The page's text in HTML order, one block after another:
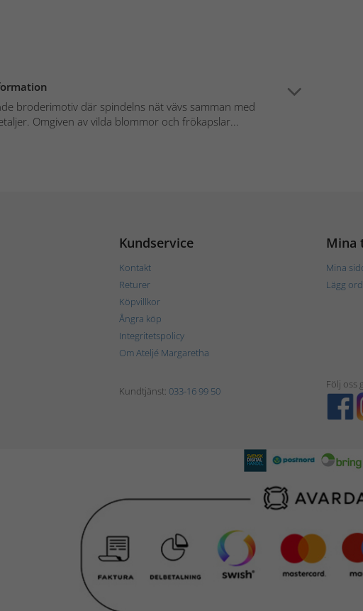
broderimotiv där spindelns nät vävs samman med
Omgiven av vilda blommor och frökapslar...
Kundservice
Kontakt
Returer
Köpvillkor
Ångra köp
Integritetspolicy
Om Ateljé Margaretha
Mina
Mina
Lägg
Kundtjänst: 033-16 99 50
Följ oss